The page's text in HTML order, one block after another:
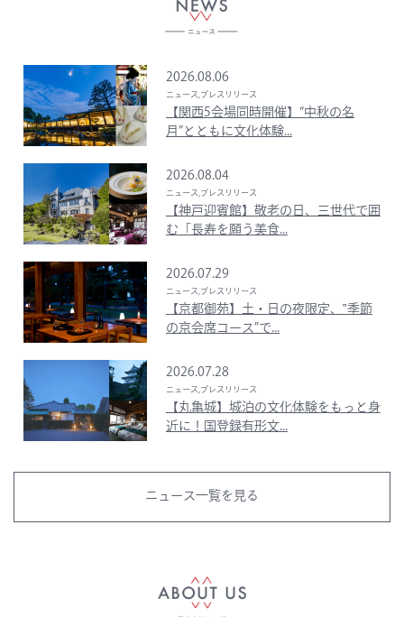
2026.08.06
ニュース,プレスリリース
【関西5会場同時開催】“中秋の名
月”とともに文化体験...
2026.08.04
ニュース,プレスリリース
【神戸迎賓館】敬老の日、三世代で囲
む「長寿を願う美食...
2026.07.29
ニュース,プレスリリース
【京都御苑】土・日の夜限定、‟季節
の京会席コース”で...
2026.07.28
ニュース,プレスリリース
【丸亀城】城泊の文化体験をもっと身
近に！国登録有形文...
ニュース一覧を見る